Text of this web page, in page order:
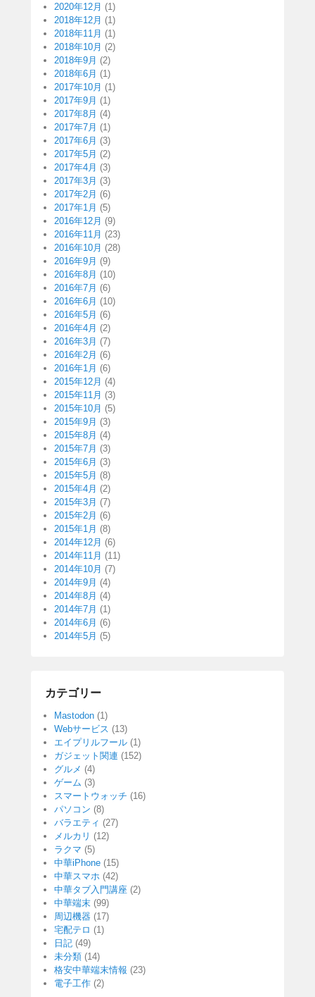
2020年12月 (1)
2018年12月 (1)
2018年11月 (1)
2018年10月 (2)
2018年9月 (2)
2018年6月 (1)
2017年10月 (1)
2017年9月 (1)
2017年8月 (4)
2017年7月 (1)
2017年6月 (3)
2017年5月 (2)
2017年4月 (3)
2017年3月 (3)
2017年2月 (6)
2017年1月 (5)
2016年12月 (9)
2016年11月 (23)
2016年10月 (28)
2016年9月 (9)
2016年8月 (10)
2016年7月 (6)
2016年6月 (10)
2016年5月 (6)
2016年4月 (2)
2016年3月 (7)
2016年2月 (6)
2016年1月 (6)
2015年12月 (4)
2015年11月 (3)
2015年10月 (5)
2015年9月 (3)
2015年8月 (4)
2015年7月 (3)
2015年6月 (3)
2015年5月 (8)
2015年4月 (2)
2015年3月 (7)
2015年2月 (6)
2015年1月 (8)
2014年12月 (6)
2014年11月 (11)
2014年10月 (7)
2014年9月 (4)
2014年8月 (4)
2014年7月 (1)
2014年6月 (6)
2014年5月 (5)
カテゴリー
Mastodon (1)
Webサービス (13)
エイプリルフール (1)
ガジェット関連 (152)
グルメ (4)
ゲーム (3)
スマートウォッチ (16)
パソコン (8)
バラエティ (27)
メルカリ (12)
ラクマ (5)
中華iPhone (15)
中華スマホ (42)
中華タブ入門講座 (2)
中華端末 (99)
周辺機器 (17)
宅配テロ (1)
日記 (49)
未分類 (14)
格安中華端末情報 (23)
電子工作 (2)